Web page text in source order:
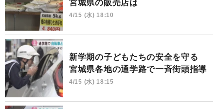
宮城県の販売店は
4/15 (水) 18:10
新学期の子どもたちの安全を守る
宮城県各地の通学路で一斉街頭指導
4/15 (水) 18:15